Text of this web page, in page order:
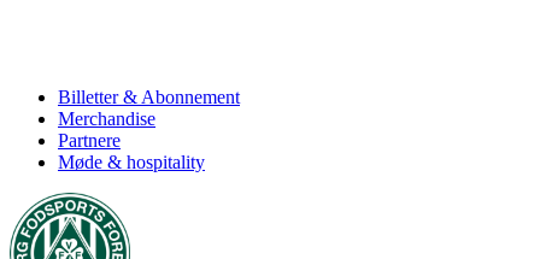
Billetter & Abonnement
Merchandise
Partnere
Møde & hospitality